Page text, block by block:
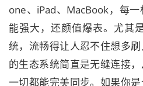
one、iPad、MacBook，每
能强大，还颜值爆表。尤其
统，流畅得让人忍不住想多
的生态系统简直是无缝连接，
一切都能完美同步。如果你